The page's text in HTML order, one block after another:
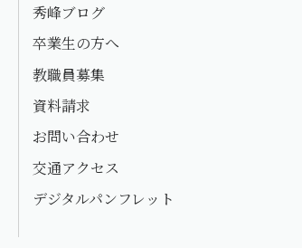
秀峰ブログ
卒業生の方へ
教職員募集
資料請求
お問い合わせ
交通アクセス
デジタルパンフレット